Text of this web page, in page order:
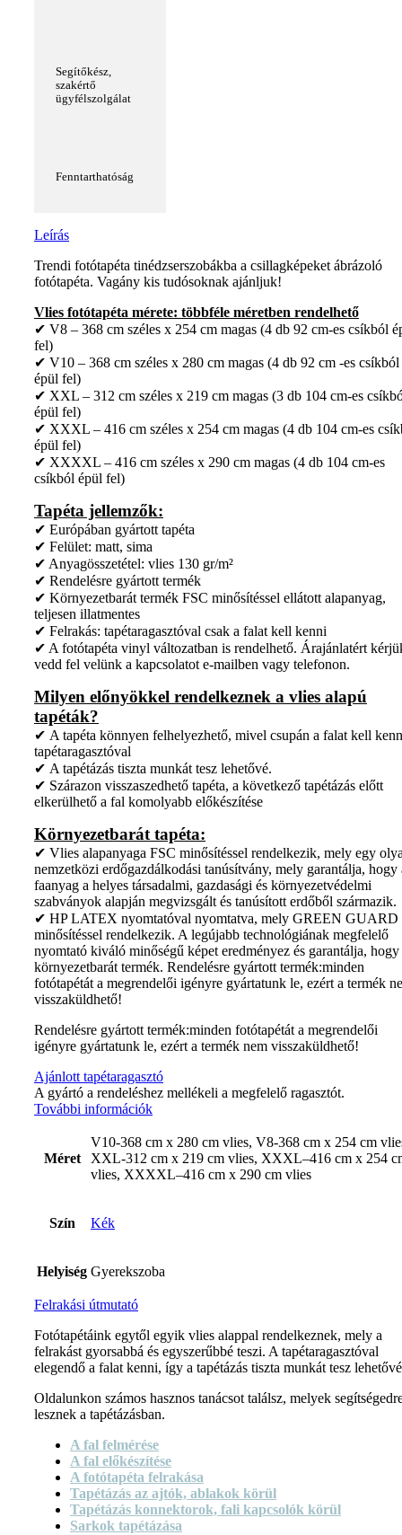
Segítőkész,
szakértő
ügyfélszolgálat
Fenntarthatóság
Leírás
Trendi fotótapéta tinédzserszobákba a csillagképeket ábrázoló
fotótapéta. Vagány kis tudósoknak ajánljuk!
Vlies fotótapéta mérete: többféle méretben rendelhető
✔ V8 – 368 cm széles x 254 cm magas (4 db 92 cm-es csíkból
fel)
✔ V10 – 368 cm széles x 280 cm magas (4 db 92 cm -es csíkból
épül fel)
✔ XXL – 312 cm széles x 219 cm magas (3 db 104 cm-es
épül fel)
✔ XXXL – 416 cm széles x 254 cm magas (4 db 104 cm-es
épül fel)
✔ XXXXL – 416 cm széles x 290 cm magas (4 db 104 cm-es
csíkból épül fel)
Tapéta jellemzők:
✔ Európában gyártott tapéta
✔ Felület: matt, sima
✔ Anyagösszetétel: vlies 130 gr/m²
✔ Rendelésre gyártott termék
✔ Környezetbarát termék FSC minősítéssel ellátott alapanyag,
teljesen illatmentes
✔ Felrakás: tapétaragasztóval csak a falat kell kenni
✔ A fotótapéta vinyl változatban is rendelhető. Árajánlatért
vedd fel velünk a kapcsolatot e-mailben vagy telefonon.
Milyen előnyökkel rendelkeznek a vlies alapú
tapéták?
✔ A tapéta könnyen felhelyezhető, mivel csupán a falat kell
tapétaragasztóval
✔ A tapétázás tiszta munkát tesz lehetővé.
✔ Szárazon visszaszedhető tapéta, a következő tapétázás előtt
elkerülhető a fal komolyabb előkészítése
Környezetbarát tapéta:
✔ Vlies alapanyaga FSC minősítéssel rendelkezik, mely egy
nemzetközi erdőgazdálkodási tanúsítvány, mely garantálja, hogy
faanyag a helyes társadalmi, gazdasági és környezetvédelmi
szabványok alapján megvizsgált és tanúsított erdőből származik.
✔ HP LATEX nyomtatóval nyomtatva, mely GREEN GUARD
minősítéssel rendelkezik. A legújabb technológiának megfelelő
nyomtató kiváló minőségű képet eredményez és garantálja, hogy
környezetbarát termék. Rendelésre gyártott termék:minden
fotótapétát a megrendelői igényre gyártatunk le, ezért a termék
visszaküldhető!
Rendelésre gyártott termék:minden fotótapétát a megrendelői
igényre gyártatunk le, ezért a termék nem visszaküldhető!
Ajánlott tapétaragasztó
A gyártó a rendeléshez mellékeli a megfelelő ragasztót.
További információk
Méret
V10-368 cm x 280 cm vlies, V8-368 cm x 254 cm
XXL-312 cm x 219 cm vlies, XXXL–416 cm x 254
vlies, XXXXL–416 cm x 290 cm vlies
Szín Kék
Helyiség Gyerekszoba
Felrakási útmutató
Fotótapétáink egytől egyik vlies alappal rendelkeznek, mely a
felrakást gyorsabbá és egyszerűbbé teszi. A tapétaragasztóval
elegendő a falat kenni, így a tapétázás tiszta munkát tesz
Oldalunkon számos hasznos tanácsot találsz, melyek
lesznek a tapétázásban.
A fal felmérése
A fal előkészítése
A fotótapéta felrakása
Tapétázás az ajtók, ablakok körül
Tapétázás konnektorok, fali kapcsolók körül
Sarkok tapétázása